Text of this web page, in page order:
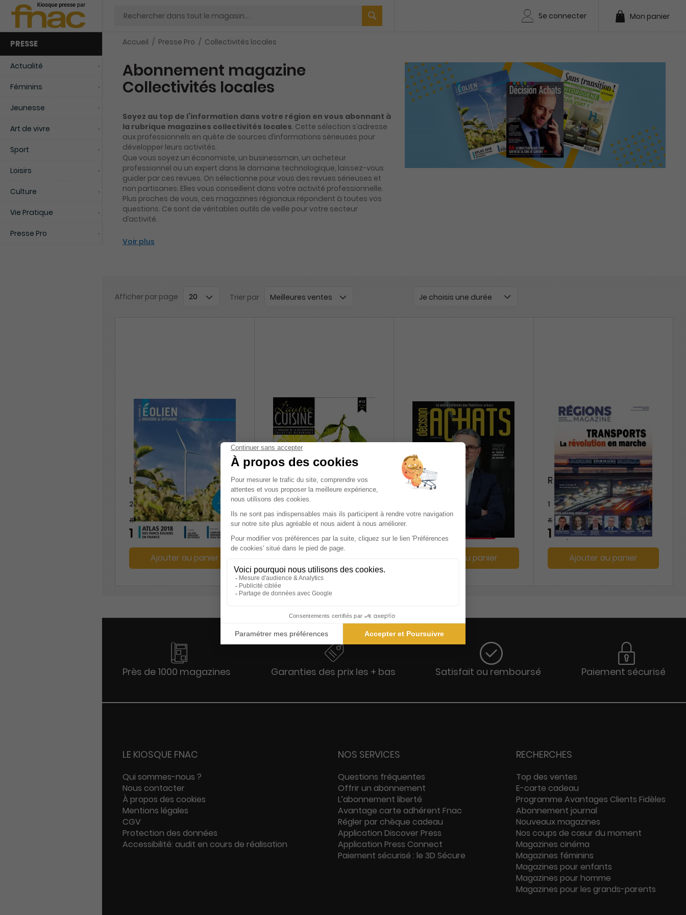
Chercher
Se connecter Mon panier
PRESSE
Actualité
Féminins
Jeunesse
Art de vivre
Sport
Loisirs
Culture
Vie Pratique
Presse Pro
Accueil Presse Pro Collectivités locales
Abonnement magazine
Collectivités locales
Soyez au top de l’information dans votre région en vous abonnant à
la rubrique magazines collectivités locales. Cette sélection s’adresse
aux professionnels en quête de sources d’informations sérieuses pour
développer leurs activités.
Que vous soyez un économiste, un businessman, un acheteur
professionnel ou un expert dans le domaine technologique, laissez-vous
guider par ces revues. On sélectionne pour vous des revues sérieuses et
non partisanes. Elles vous conseillent dans votre activité professionnelle.
Plus proches de vous, ces magazines régionaux répondent à toutes vos
questions. Ce sont de véritables outils de veille pour votre secteur
d’activité.
Voir plus
Je choisis une durée
Afficher par page Trier par
Le Journal de l'Eolien
2 ans
159 €
143,10 € -10%
Ajouter au panier
L'Autre Cuisine
1 an
110 €
95,00 € -14%
Decision Achats
330,48 €
Ajouter au panier
Régions Magazine
1 an
195 €
175,50 € -10%
Ajouter au panier
Près de 1000 magazines Garanties des prix les + bas Satisfait ou remboursé Paiement sécurisé
LE KIOSQUE FNAC
Qui sommes-nous ?
Nous contacter
À propos des cookies
Mentions légales
CGV
Protection des données
Accessibilité: audit en cours de réalisation
NOS SERVICES
Questions fréquentes
Offrir un abonnement
L’abonnement liberté
Avantage carte adhérent Fnac
Régler par chèque cadeau
Application Discover Press
Application Press Connect
Paiement sécurisé : le 3D Sécure
RECHERCHES
Top des ventes
E-carte cadeau
Programme Avantages Clients Fidèles
Abonnement journal
Nouveaux magazines
Nos coups de cœur du moment
Magazines cinéma
Magazines féminins
Magazines pour enfants
Magazines pour homme
Magazines pour les grands-parents